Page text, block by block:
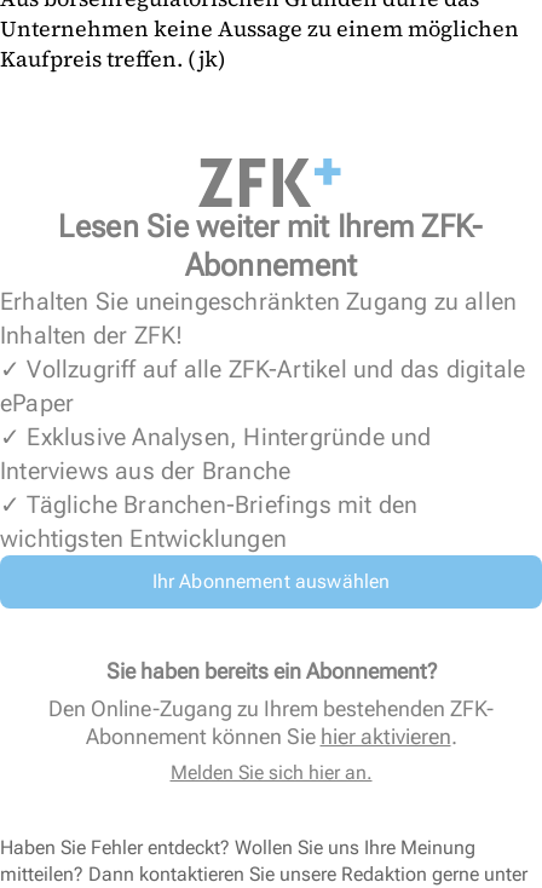
Unternehmen keine Aussage zu einem möglichen
Kaufpreis treffen. (jk)
Lesen Sie weiter mit Ihrem ZFK-
Abonnement
Erhalten Sie uneingeschränkten Zugang zu allen
Inhalten der ZFK!
✓ Vollzugriff auf alle ZFK-Artikel und das digitale
ePaper
✓ Exklusive Analysen, Hintergründe und
Interviews aus der Branche
✓ Tägliche Branchen-Briefings mit den
wichtigsten Entwicklungen
Ihr Abonnement auswählen
Sie haben bereits ein Abonnement?
Den Online-Zugang zu Ihrem bestehenden ZFK-
Abonnement können Sie hier aktivieren.
Melden Sie sich hier an.
Haben Sie Fehler entdeckt? Wollen Sie uns Ihre Meinung
mitteilen? Dann kontaktieren Sie unsere Redaktion gerne unter